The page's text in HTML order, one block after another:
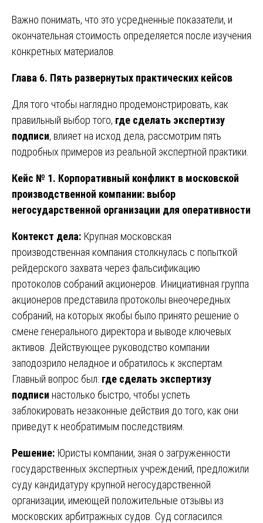
Важно понимать, что это усредненные показатели, и
окончательная стоимость определяется после изучения
конкретных материалов.
Глава 6. Пять развернутых практических кейсов
Для того чтобы наглядно продемонстрировать, как
правильный выбор того, где сделать экспертизу
подписи, влияет на исход дела, рассмотрим пять
подробных примеров из реальной экспертной практики.
Кейс № 1. Корпоративный конфликт в московской
производственной компании: выбор
негосударственной организации для оперативности
Контекст дела: Крупная московская
производственная компания столкнулась с попыткой
рейдерского захвата через фальсификацию
протоколов собраний акционеров. Инициативная группа
акционеров представила протоколы внеочередных
собраний, на которых якобы было принято решение о
смене генерального директора и выводе ключевых
активов. Действующее руководство компании
заподозрило неладное и обратилось к экспертам.
Главный вопрос был: где сделать экспертизу
подписи настолько быстро, чтобы успеть
заблокировать незаконные действия до того, как они
приведут к необратимым последствиям.
Решение: Юристы компании, зная о загруженности
государственных экспертных учреждений, предложили
суду кандидатуру крупной негосударственной
организации, имеющей положительные отзывы из
московских арбитражных судов. Суд согласился.